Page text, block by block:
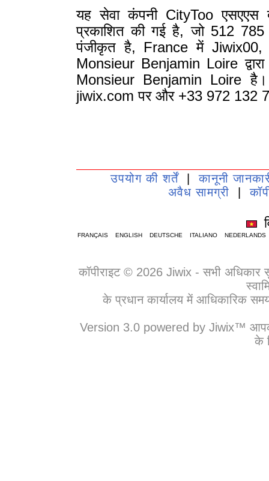
यह सेवा कंपनी CityToo एसएएस
प्रकाशित की गई है, जो 512
पंजीकृत है, France में
Monsieur Benjamin Loire
Monsieur Benjamin Loire
jiwix.com पर और +33 972 132
उपयोग की शर्तें|कानूनी
अवैध सामग्री |
FRANÇAIS ENGLISH DEUTSCHE ITALIANO NEDERLANDS
कॉपीराइट © 2026 Jiwix - सभी अधिकार
के प्रधान कार्यालय में आधिकारिक
Version 3.0 powered by Jiwix™ आपकी
के